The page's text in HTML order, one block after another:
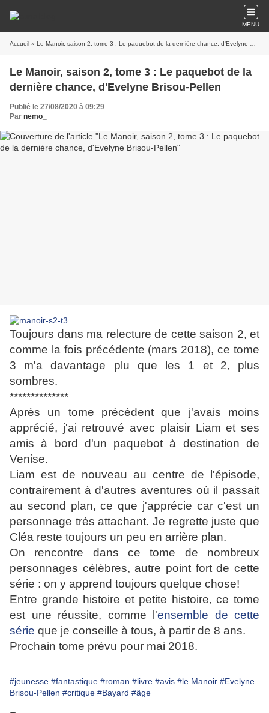
MENU
Accueil » Le Manoir, saison 2, tome 3 : Le paquebot de la dernière chance, d'Evelyne Brisou-Pellen
Le Manoir, saison 2, tome 3 : Le paquebot de la
dernière chance, d'Evelyne Brisou-Pellen
Publié le 27/08/2020 à 09:29
Par nemo_
Toujours dans ma relecture de cette saison 2, et
comme la fois précédente (mars 2018), ce tome
3 m'a davantage plu que les 1 et 2, plus
sombres.
**************
Après un tome précédent que j'avais moins
apprécié, j'ai retrouvé avec plaisir Liam et ses
amis à bord d'un paquebot à destination de
Venise.
Liam est de nouveau au centre de l'épisode,
contrairement à d'autres aventures où il passait
au second plan, ce que j'apprécie car c'est un
personnage très attachant. Je regrette juste que
Cléa reste toujours un peu en arrière plan.
On rencontre dans ce tome de nombreux
personnages célèbres, autre point fort de cette
série : on y apprend toujours quelque chose!
Entre grande histoire et petite histoire, ce tome
est une réussite, comme l'ensemble de cette
série que je conseille à tous, à partir de 8 ans.
Prochain tome prévu pour mai 2018.
#jeunesse #fantastique #roman #livre #avis #le Manoir #Evelyne
Brisou-Pellen #critique #Bayard #âge